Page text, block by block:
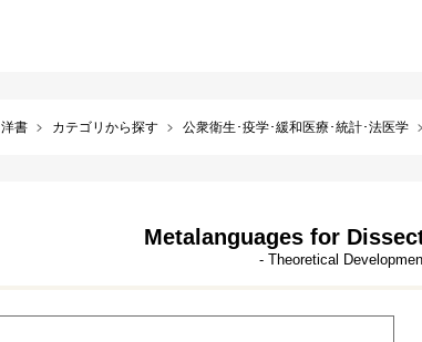
洋書 カテゴリから探す 公衆衛生･疫学･緩和医療･統計･法医学
Metalanguages for
- Theoretical